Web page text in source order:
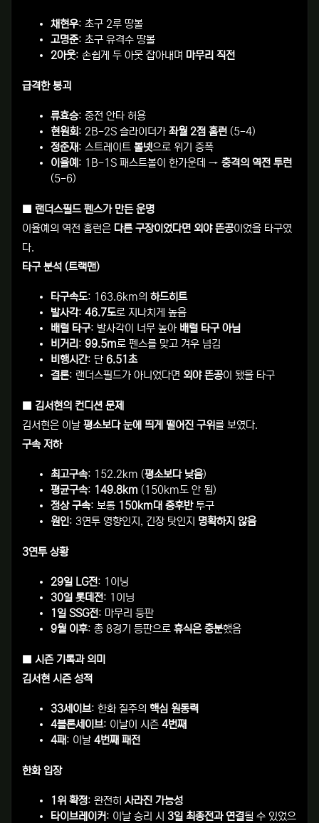
채현우: 초구 2루 땅볼
고명준: 초구 유격수 땅볼
2아웃: 손쉽게 두 아웃 잡아내며 마무리 직전
급격한 붕괴
류효승: 중전 안타 허용
현원회: 2B-2S 슬라이더가 좌월 2점 홈런 (5-4)
정준재: 스트레이트 볼넷으로 위기 증폭
이율예 : 1B-1S 패스트볼이 한가운데 → 충격의 역전 투런
(5-6)
■ 랜더스필드 펜스가 만든 운명
이율예의 역전 홈런은 다른 구장이었다면 외야 뜬공이었을 타구였
다.
타구 분석 (트랙맨)
타구속도: 163.6km의 하드히트
발사각: 46.7도로 지나치게 높음
배럴 타구: 발사각이 너무 높아 배럴 타구 아님
비거리: 99.5m로 펜스를 맞고 겨우 넘김
비행시간: 단 6.51초
결론: 랜더스필드가 아니었다면 외야 뜬공이 됐을 타구
■ 김서현의 컨디션 문제
김서현은 이날 평소보다 눈에 띄게 떨어진 구위를 보였다.
구속 저하
최고구속: 152.2km (평소보다 낮음)
평균구속: 149.8km (150km도 안 됨)
정상 구속: 보통 150km대 중후반투구
원인: 3연투 영향인지, 긴장 탓인지 명확하지 않음
3연투 상황
29일 LG전: 1이닝
30일 롯데전: 1이닝
1일 SSG전: 마무리 등판
9월 이후: 총 8경기 등판으로 휴식은 충분했음
■ 시즌 기록과 의미
김서현 시즌 성적
33세이브: 한화 질주의 핵심 원동력
4블론세이브: 이날이 시즌 4번째
4패: 이날 4번째 패전
한화 입장
1위 확정: 완전히 사라진 가능성
타이브레이커: 이날 승리 시 3일 최종전과 연결될 수 있었으